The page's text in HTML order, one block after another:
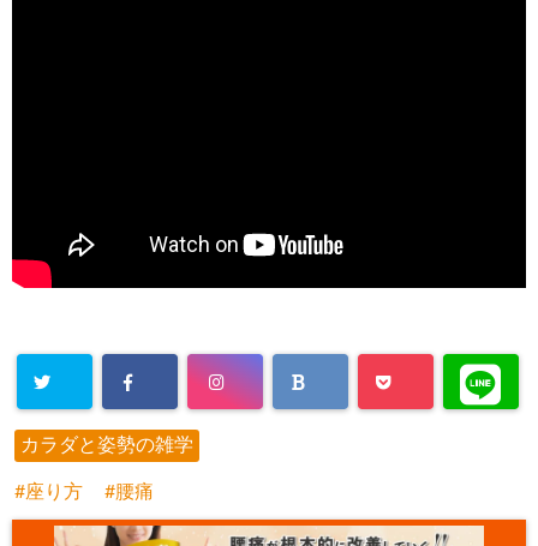
カラダと姿勢の雑学
座り方 腰痛